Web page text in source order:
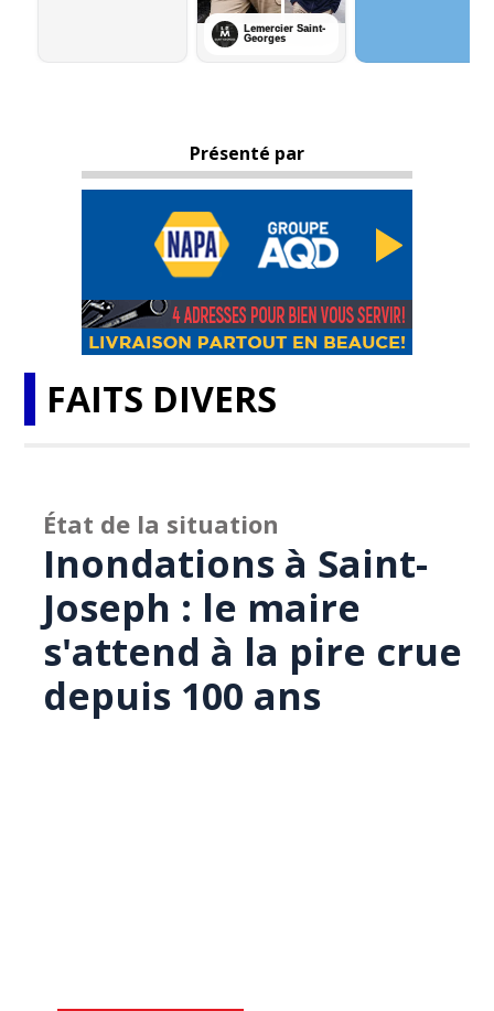
Présenté par
FAITS DIVERS
État de la situation
Inondations à Saint-
Joseph : le maire
s'attend à la pire crue
depuis 100 ans